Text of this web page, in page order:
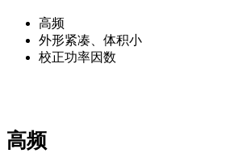
高频
外形紧凑、体积小
校正功率因数
高频